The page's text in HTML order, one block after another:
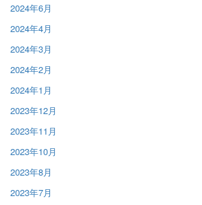
2024年6月
2024年4月
2024年3月
2024年2月
2024年1月
2023年12月
2023年11月
2023年10月
2023年8月
2023年7月